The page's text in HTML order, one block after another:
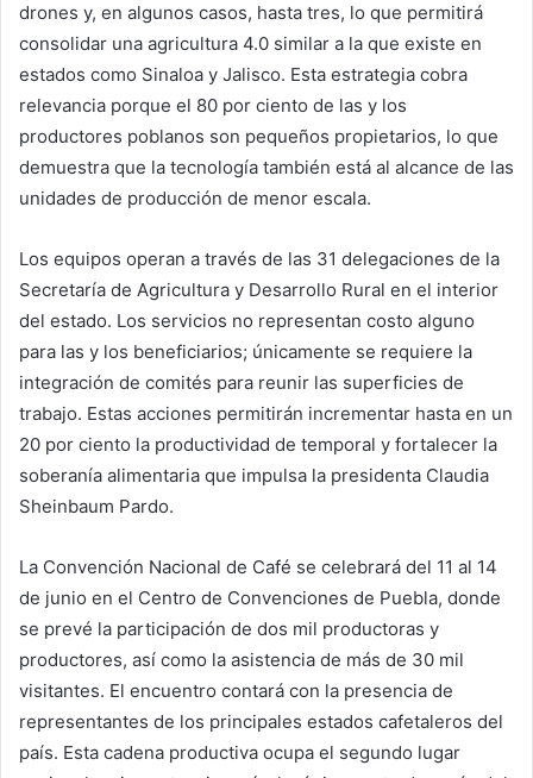
drones y, en algunos casos, hasta tres, lo que permitirá
consolidar una agricultura 4.0 similar a la que existe en
estados como Sinaloa y Jalisco. Esta estrategia cobra
relevancia porque el 80 por ciento de las y los
productores poblanos son pequeños propietarios, lo que
demuestra que la tecnología también está al alcance de las
unidades de producción de menor escala.
Los equipos operan a través de las 31 delegaciones de la
Secretaría de Agricultura y Desarrollo Rural en el interior
del estado. Los servicios no representan costo alguno
para las y los beneficiarios; únicamente se requiere la
integración de comités para reunir las superficies de
trabajo. Estas acciones permitirán incrementar hasta en un
20 por ciento la productividad de temporal y fortalecer la
soberanía alimentaria que impulsa la presidenta Claudia
Sheinbaum Pardo.
La Convención Nacional de Café se celebrará del 11 al 14
de junio en el Centro de Convenciones de Puebla, donde
se prevé la participación de dos mil productoras y
productores, así como la asistencia de más de 30 mil
visitantes. El encuentro contará con la presencia de
representantes de los principales estados cafetaleros del
país. Esta cadena productiva ocupa el segundo lugar